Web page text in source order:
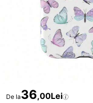
De la36,00Lei